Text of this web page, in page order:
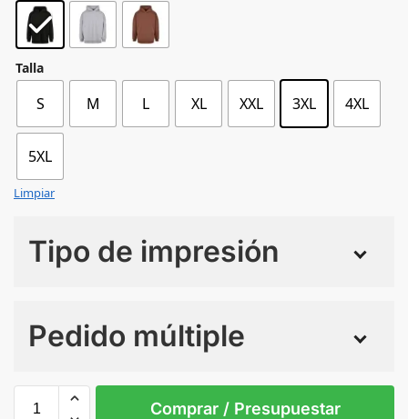
Talla
S M L XL XXL 3XL 4XL
5XL
Limpiar
Tipo de impresión
Pedido múltiple
3XL
Comprar / Presupuestar